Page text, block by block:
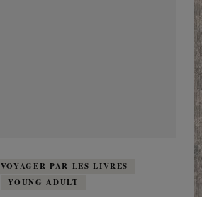
VOYAGER PAR LES LIVRES
YOUNG ADULT